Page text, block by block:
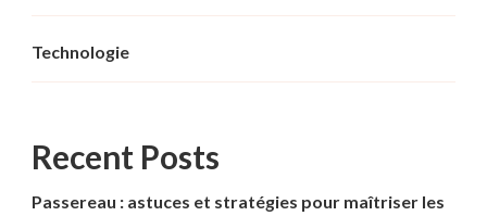
Technologie
Recent Posts
Passereau : astuces et stratégies pour maîtriser les